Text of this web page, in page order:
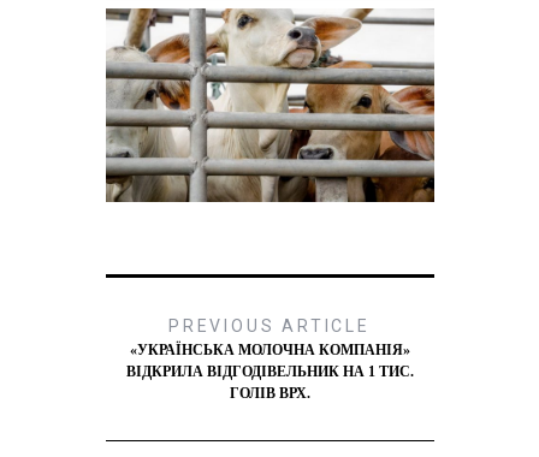
PREVIOUS ARTICLE
«УКРАЇНСЬКА МОЛОЧНА КОМПАНІЯ»
ВІДКРИЛА ВІДГОДІВЕЛЬНИК НА 1 ТИС.
ГОЛІВ ВРХ.